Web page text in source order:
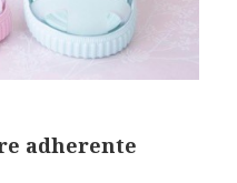
adherente